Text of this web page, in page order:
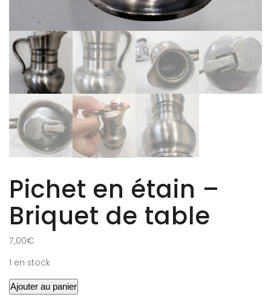
Pichet en étain –
Briquet de table
7,00€
1 en stock
Ajouter au panier